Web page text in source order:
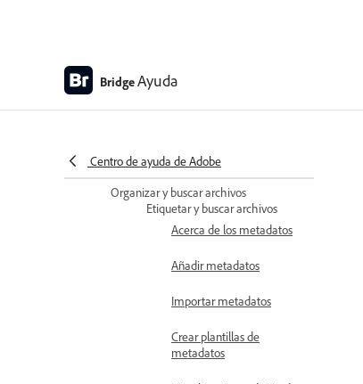
BridgeAyuda
Centro de ayuda de Adobe
Ajuste de la visualización del
panel Contenido de Adobe Bridge
interfaz de uso
Organizar y buscar archivos
Etiquetar y buscar archivos
Acerca de los metadatos
Añadir metadatos
Importar metadatos
Crear plantillas de
metadatos